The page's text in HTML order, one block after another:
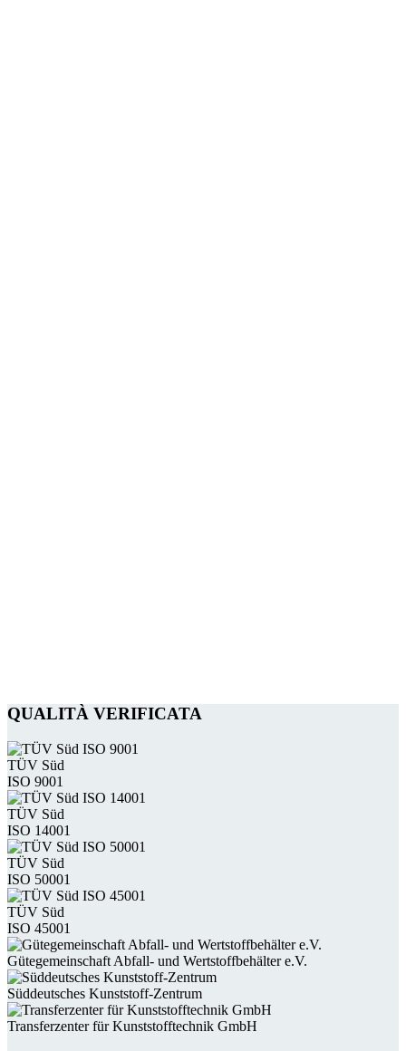
QUALITÀ VERIFICATA
TÜV Süd
ISO 9001
TÜV Süd
ISO 14001
TÜV Süd
ISO 50001
TÜV Süd
ISO 45001
Güte­gemein­schaft Abfall- und Wert­stoff­behälter e.V.
Süddeutsches Kunststoff-Zentrum
Transferzenter für Kunststoff­technik GmbH